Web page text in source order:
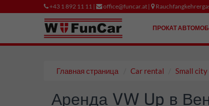
+43 1 892 11 11 | office@funcar.at |
ПРОКАТ
Главная страница Car rental Small city
Аренда VW Up в